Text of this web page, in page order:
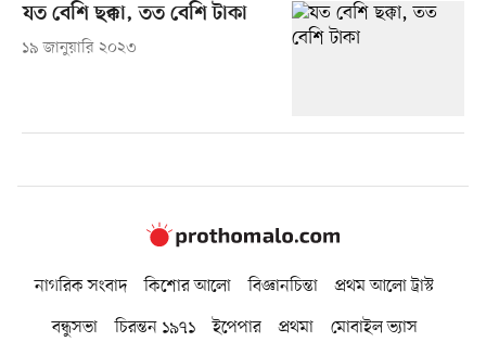
যত বেশি ছক্কা, তত বেশি টাকা
১৯ জানুয়ারি ২০২৩
নাগরিক সংবাদ কিশোর আলো বিজ্ঞানচিন্তা
প্রথম আলো ট্রাস্ট
বন্ধুসভা
চিরন্তন ১৯৭১ ইপেপার প্রথমা মোবাইল ভ্যাস